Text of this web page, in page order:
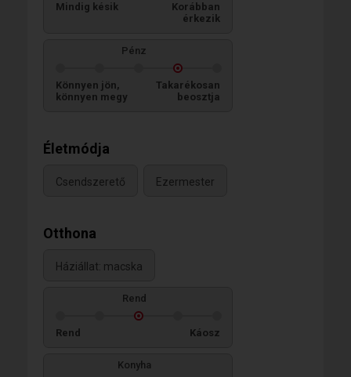
Mindig késik
Korábban
érkezik
Pénz
Könnyen jön,
könnyen megy
Takarékosan
beosztja
Életmódja
Csendszerető Ezermester
Otthona
Háziállat: macska
Rend
Rend Káosz
Konyha